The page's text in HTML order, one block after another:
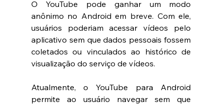
O YouTube pode ganhar um modo
anônimo no Android em breve. Com ele,
usuários poderiam acessar vídeos pelo
aplicativo sem que dados pessoais fossem
coletados ou vinculados ao histórico de
visualização do serviço de vídeos.
Atualmente, o YouTube para Android
permite ao usuário navegar sem que